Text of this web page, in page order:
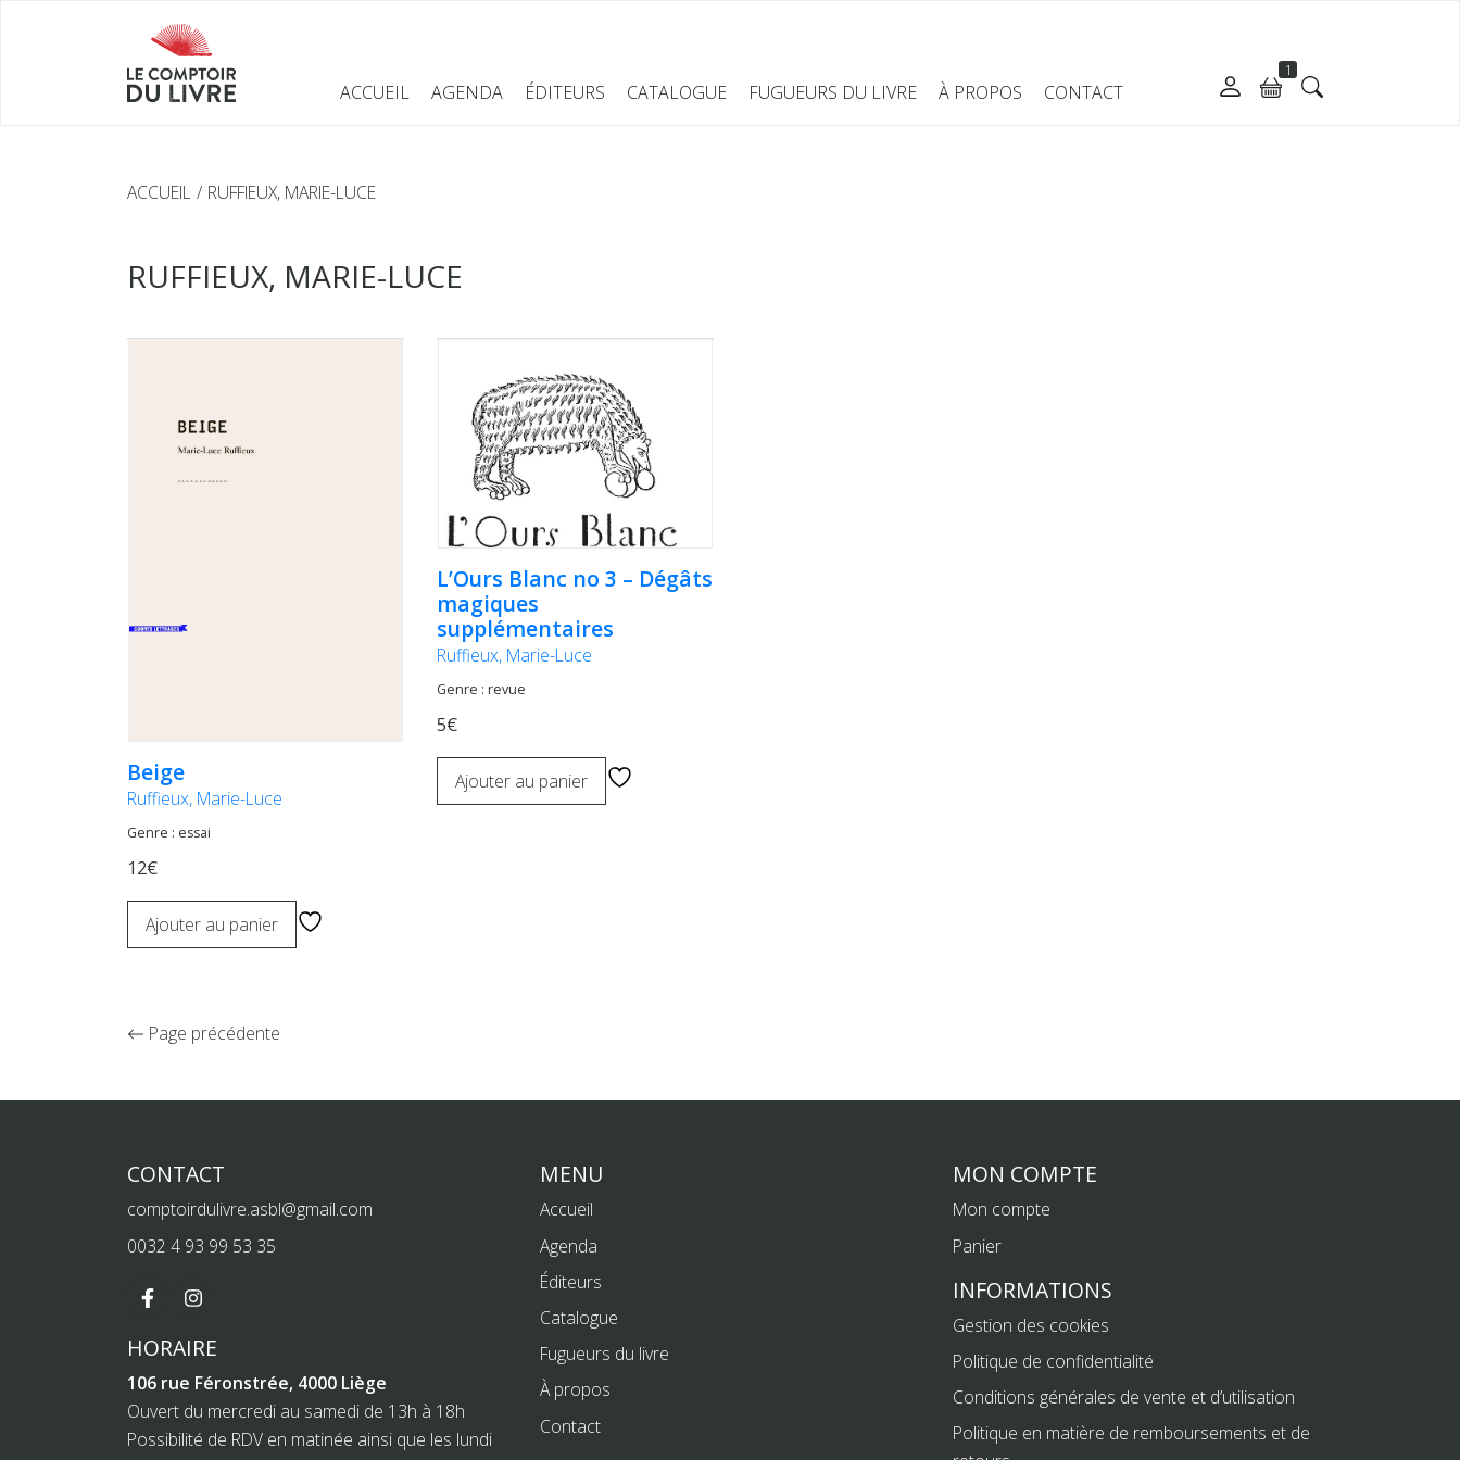
ACCUEIL AGENDA ÉDITEURS CATALOGUE FUGUEURS DU LIVRE À PROPOS CONTACT
1
ACCUEIL RUFFIEUX, MARIE-LUCE
RUFFIEUX, MARIE-LUCE
Beige
Ruffieux, Marie-Luce
Genre : essai
12€
Ajouter au panier
L’Ours Blanc no 3 – Dégâts
magiques
supplémentaires
Ruffieux, Marie-Luce
Genre : revue
5€
Ajouter au panier
Page précédente
CONTACT
comptoirdulivre.asbl@gmail.com
0032 4 93 99 53 35
HORAIRE
106 rue Féronstrée, 4000 Liège
Ouvert du mercredi au samedi de 13h à 18h
Possibilité de RDV en matinée ainsi que les lundi
MENU
Accueil
Agenda
Éditeurs
Catalogue
Fugueurs du livre
À propos
Contact
MON COMPTE
Mon compte
Panier
INFORMATIONS
Gestion des cookies
Politique de confidentialité
Conditions générales de vente et d’utilisation
Politique en matière de remboursements et de